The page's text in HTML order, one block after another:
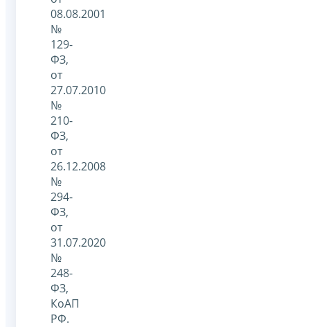
08.08.2001
№
129-
ФЗ,
от
27.07.2010
№
210-
ФЗ,
от
26.12.2008
№
294-
ФЗ,
от
31.07.2020
№
248-
ФЗ,
КоАП
РФ.